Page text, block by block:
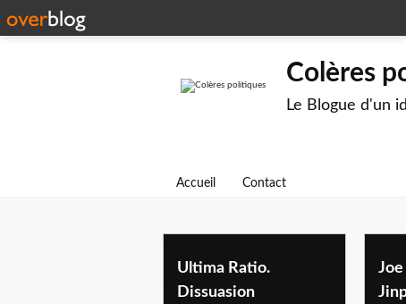
Colères
Le Blogue d'un
Accueil Contact
Ultima Ratio.
Dissuasion